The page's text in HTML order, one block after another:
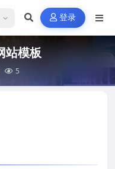
登录
站模板
5